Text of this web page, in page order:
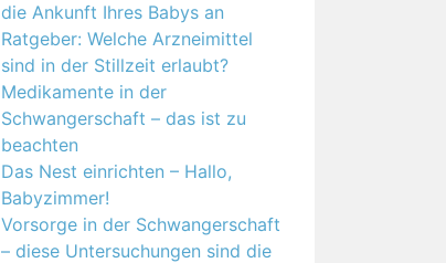
die Ankunft Ihres Babys an
Ratgeber: Welche Arzneimittel
sind in der Stillzeit erlaubt?
Medikamente in der
Schwangerschaft – das ist zu
beachten
Das Nest einrichten – Hallo,
Babyzimmer!
Vorsorge in der Schwangerschaft
– diese Untersuchungen sind die